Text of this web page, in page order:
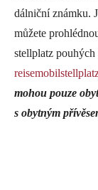
dálniční známku.
můžete
stellplatz
mohou pouze
s obytným